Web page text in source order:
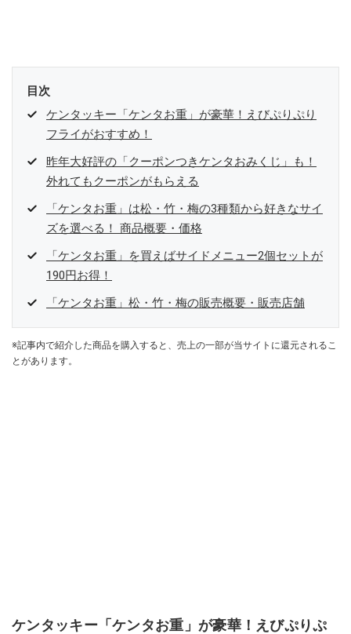
目次
ケンタッキー「ケンタお重」が豪華！えびぷりぷり
フライがおすすめ！
昨年大好評の「クーポンつきケンタおみくじ」も！
外れてもクーポンがもらえる
「ケンタお重」は松・竹・梅の3種類から好きなサイ
ズを選べる！ 商品概要・価格
「ケンタお重」を買えばサイドメニュー2個セットが
190円お得！
「ケンタお重」松・竹・梅の販売概要・販売店舗
※記事内で紹介した商品を購入すると、売上の一部が当サイトに還元されるこ
とがあります。
ケンタッキー「ケンタお重」が豪華！えびぷりぷ